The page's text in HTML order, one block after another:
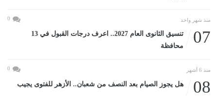
منذ شهر واحد 0
07
تنسيق الثانوى العام 2027.. اعرف درجات القبول في 13
محافظة
منذ 6 أشهر 0
08 هل يجوز الصيام بعد النصف من شعبان.. الأزهر للفتوى يجيب